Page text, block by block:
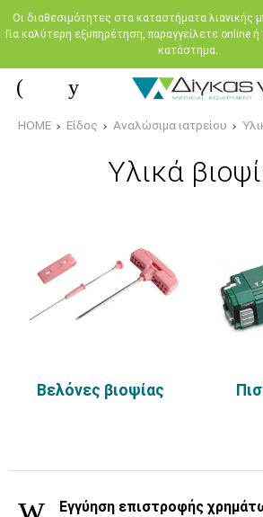
Oι διαθεσιμότητες στα καταστήματα λιανικής
Για καλύτερη εξυπηρέτηση, παραγγείλετε online
κατάστημα.
HOME Είδος Αναλώσιμα ιατρείου
Yλικά
Βελόνες βιοψίας
Εγγύηση επιστροφής